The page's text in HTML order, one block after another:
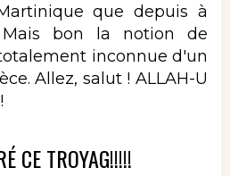
que depuis à
bon la notion de
inconnue d'un
Allez, salut ! ALLAH-U
CE TROYAG!!!!!